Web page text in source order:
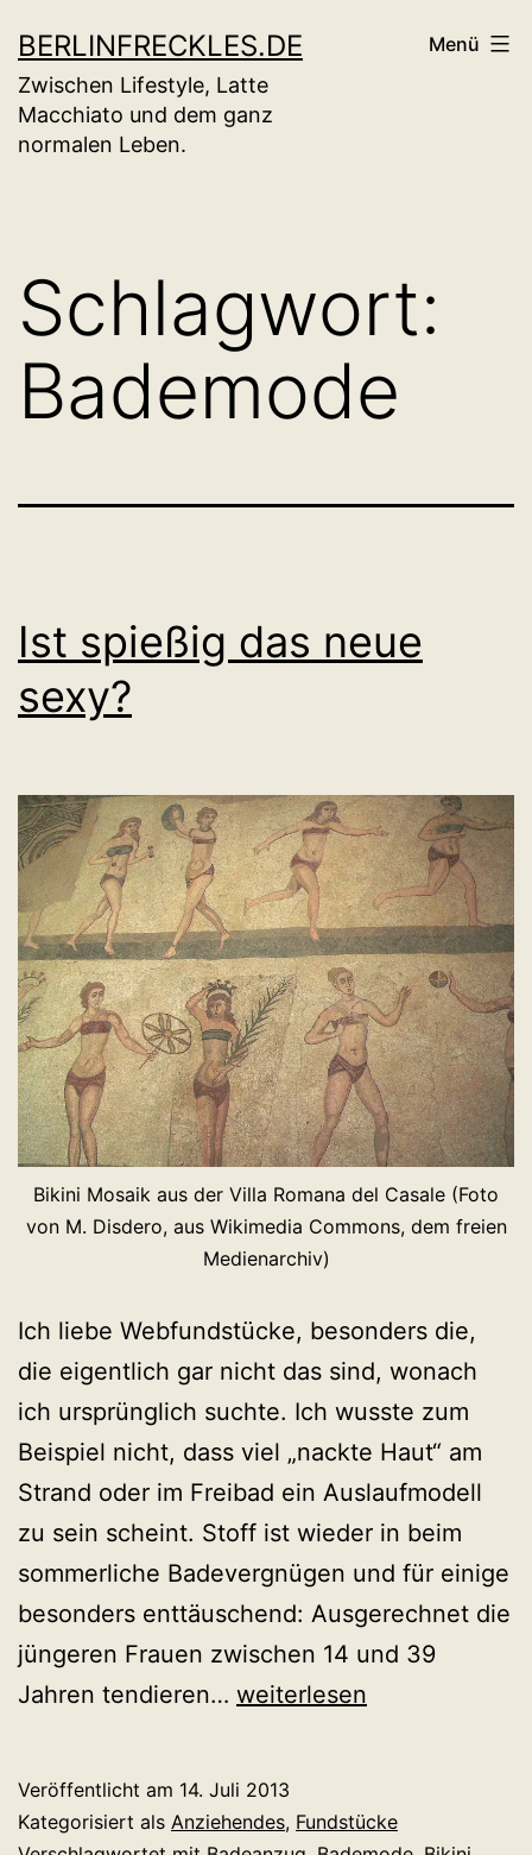
Inhalt
springen
BERLINFRECKLES.DE
Zwischen Lifestyle, Latte
Macchiato und dem ganz
normalen Leben.
Menü
Schlagwort:
Bademode
Ist spießig das neue
sexy?
Bikini Mosaik aus der Villa Romana del Casale (Foto
von M. Disdero, aus Wikimedia Commons, dem freien
Medienarchiv)
Ich liebe Webfundstücke, besonders die,
die eigentlich gar nicht das sind, wonach
ich ursprünglich suchte. Ich wusste zum
Beispiel nicht, dass viel „nackte Haut“ am
Strand oder im Freibad ein Auslaufmodell
zu sein scheint. Stoff ist wieder in beim
sommerliche Badevergnügen und für einige
besonders enttäuschend: Ausgerechnet die
jüngeren Frauen zwischen 14 und 39
Jahren tendieren… Ist
neue
weiterlesen
Veröffentlicht am 14. Juli 2013
Kategorisiert als Anziehendes, Fundstücke